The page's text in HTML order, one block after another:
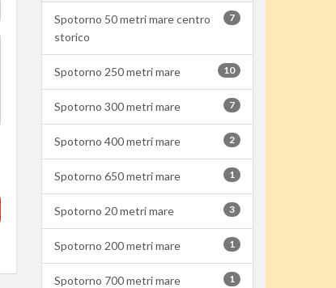
7
Spotorno 50 metri mare centro
storico
10
Spotorno 250 metri mare
7
Spotorno 300 metri mare
2
Spotorno 400 metri mare
1
Spotorno 650 metri mare
3
Spotorno 20 metri mare
1
Spotorno 200 metri mare
1
Spotorno 700 metri mare